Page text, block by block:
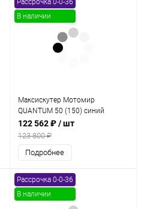
Рассрочка 0-0-36
В наличии
Максискутер Мотомир
QUANTUM 50 (150) синий
122 562 ₽/ шт
123 800 ₽
Подробнее
Рассрочка 0-0-36
В наличии